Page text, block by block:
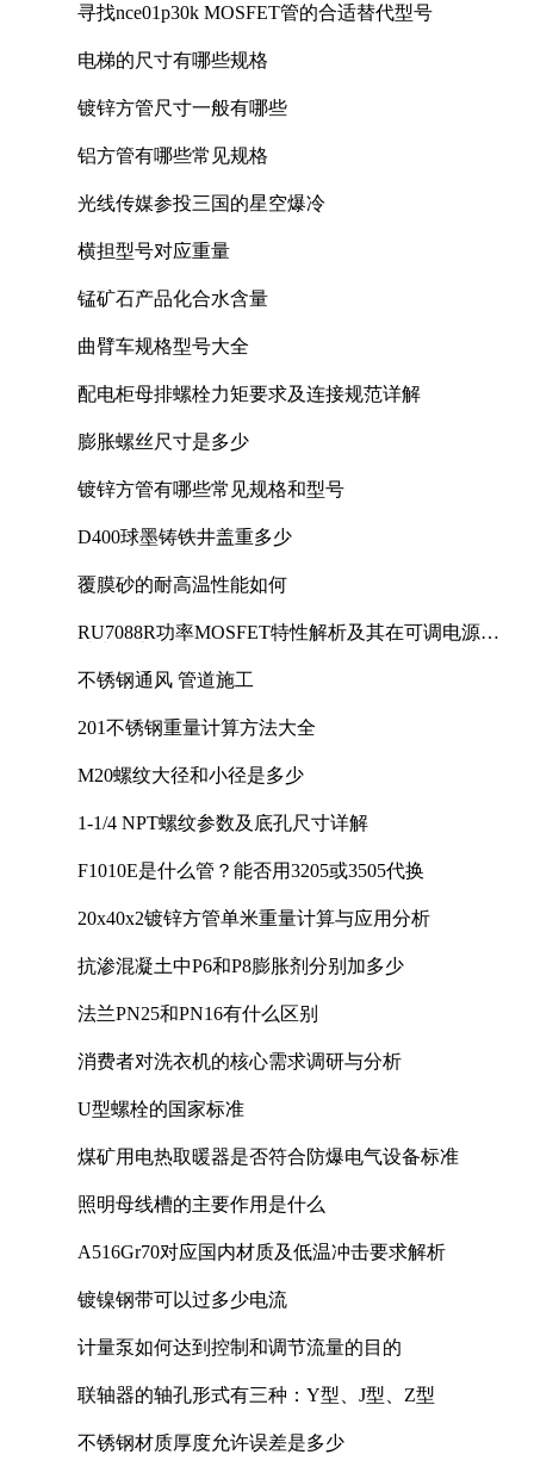
寻找nce01p30k MOSFET管的合适替代型号
电梯的尺寸有哪些规格
镀锌方管尺寸一般有哪些
铝方管有哪些常见规格
光线传媒参投三国的星空爆冷
横担型号对应重量
锰矿石产品化合水含量
曲臂车规格型号大全
配电柜母排螺栓力矩要求及连接规范详解
膨胀螺丝尺寸是多少
镀锌方管有哪些常见规格和型号
D400球墨铸铁井盖重多少
覆膜砂的耐高温性能如何
RU7088R功率MOSFET特性解析及其在可调电源设
不锈钢通风 管道施工
201不锈钢重量计算方法大全
M20螺纹大径和小径是多少
1-1/4 NPT螺纹参数及底孔尺寸详解
F1010E是什么管？能否用3205或3505代换
20x40x2镀锌方管单米重量计算与应用分析
抗渗混凝土中P6和P8膨胀剂分别加多少
法兰PN25和PN16有什么区别
消费者对洗衣机的核心需求调研与分析
U型螺栓的国家标准
煤矿用电热取暖器是否符合防爆电气设备标准
照明母线槽的主要作用是什么
A516Gr70对应国内材质及低温冲击要求解析
镀镍钢带可以过多少电流
计量泵如何达到控制和调节流量的目的
联轴器的轴孔形式有三种：Y型、J型、Z型
不锈钢材质厚度允许误差是多少